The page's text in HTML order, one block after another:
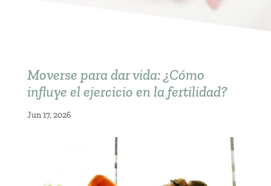
Moverse para dar vida: ¿Cómo
influye el ejercicio en la fertilidad?
Jun 17, 2026